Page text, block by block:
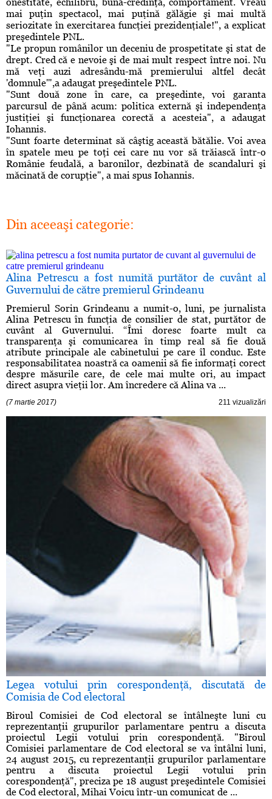
onestitate, echilibru, bună-credinţă, comportament. Vreau
mai puţin spectacol, mai puţină gălăgie şi mai multă
seriozitate în exercitarea funcţiei prezidenţiale!", a explicat
preşedintele PNL.
"Le propun românilor un deceniu de prospetitate şi stat de
drept. Cred că e nevoie şi de mai mult respect între noi. Nu
mă veţi auzi adresându-mă premierului altfel decât
'domnule'",a adaugat preşedintele PNL.
"Sunt două zone în care, ca preşedinte, voi garanta
parcursul de până acum: politica externă şi independenţa
justiţiei şi funcţionarea corectă a acesteia", a adaugat
Iohannis.
"Sunt foarte determinat să câştig această bătălie. Voi avea
în spatele meu pe toţi cei care nu vor să trăiască într-o
Românie feudală, a baronilor, dezbinată de scandaluri şi
măcinată de corupţie", a mai spus Iohannis.
Din aceeaşi categorie:
Alina Petrescu a fost numită purtător de cuvânt al
Guvernului de către premierul Grindeanu
Premierul Sorin Grindeanu a numit-o, luni, pe jurnalista
Alina Petrescu în funcţia de consilier de stat, purtător de
cuvânt al Guvernului. “Îmi doresc foarte mult ca
transparenţa şi comunicarea în timp real să fie două
atribute principale ale cabinetului pe care îl conduc. Este
responsabilitatea noastră ca oamenii să fie informaţi corect
despre măsurile care, de cele mai multe ori, au impact
direct asupra vieţii lor. Am încredere că Alina va ...
(7 martie 2017) 211 vizualizări
Legea votului prin corespondenţă, discutată de
Comisia de Cod electoral
Biroul Comisiei de Cod electoral se întâlneşte luni cu
reprezentanţii grupurilor parlamentare pentru a discuta
proiectul Legii votului prin corespondenţă. "Biroul
Comisiei parlamentare de Cod electoral se va întâlni luni,
24 august 2015, cu reprezentanţii grupurilor parlamentare
pentru a discuta proiectul Legii votului prin
corespondenţă", preciza pe 18 august preşedintele Comisiei
de Cod electoral, Mihai Voicu într-un comunicat de ...